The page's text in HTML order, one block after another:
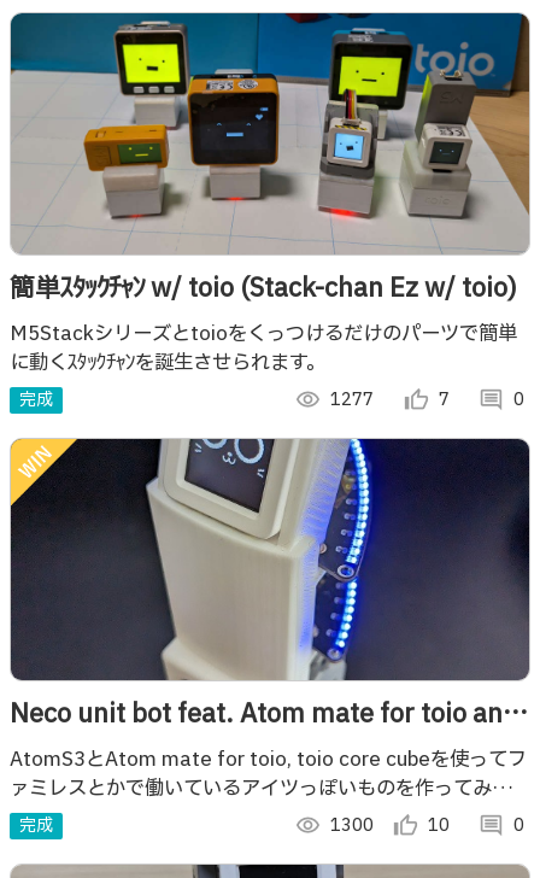
簡単ｽﾀｯｸﾁｬﾝ w/ toio (Stack-chan Ez w/ toio)
M5Stackシリーズとtoioをくっつけるだけのパーツで簡単
に動くｽﾀｯｸﾁｬﾝを誕生させられます。
完成 visibility 1277 thumb_up_alt 7 comment 0
Neco unit bot feat. Atom mate for toio and
AtomS3.
AtomS3とAtom mate for toio, toio core cubeを使ってフ
ァミレスとかで働いているアイツっぽいものを作ってみまし
た。
完成 visibility 1300 thumb_up_alt 10 comment 0